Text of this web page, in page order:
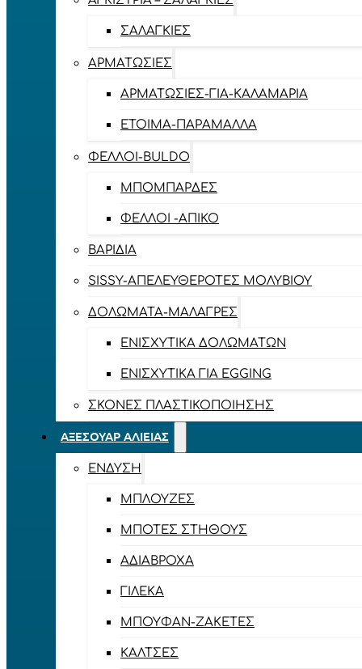
ΣΑΛΑΓΚΙΈΣ
ΑΡΜΑΤΩΣΙΈΣ
ΑΡΜΑΤΩΣΙΈΣ-ΓΙΑ-ΚΑΛΑΜΆΡΙΑ
ΈΤΟΙΜΑ-ΠΑΡΆΜΑΛΛΑ
ΦΕΛΛΟΊ-BULDO
ΜΠΟΜΠΆΡΔΕΣ
ΦΕΛΛΟΊ -ΑΠΊΚΟ
ΒΑΡΊΔΙΑ
SISSY-ΑΠΕΛΕΥΘΕΡΟΤΈΣ ΜΟΛΥΒΙΟΎ
ΔΟΛΏΜΑΤΑ-ΜΑΛΆΓΡΕΣ
ΕΝΙΣΧΥΤΙΚΆ ΔΟΛΩΜΆΤΩΝ
ΕΝΙΣΧΥΤΙΚΆ ΓΙΑ EGGING
ΣΚΌΝΕΣ ΠΛΑΣΤΙΚΟΠΟΊΗΣΗΣ
ΑΞΕΣΟΥΆΡ ΑΛΙΕΊΑΣ
ΈΝΔΥΣΗ
ΜΠΛΟΎΖΕΣ
ΜΠΌΤΕΣ ΣΤΉΘΟΥΣ
ΑΔΙΆΒΡΟΧΑ
ΓΙΛΈΚΑ
ΜΠΟΥΦΆΝ-ΖΑΚΈΤΕΣ
ΚΆΛΤΣΕΣ